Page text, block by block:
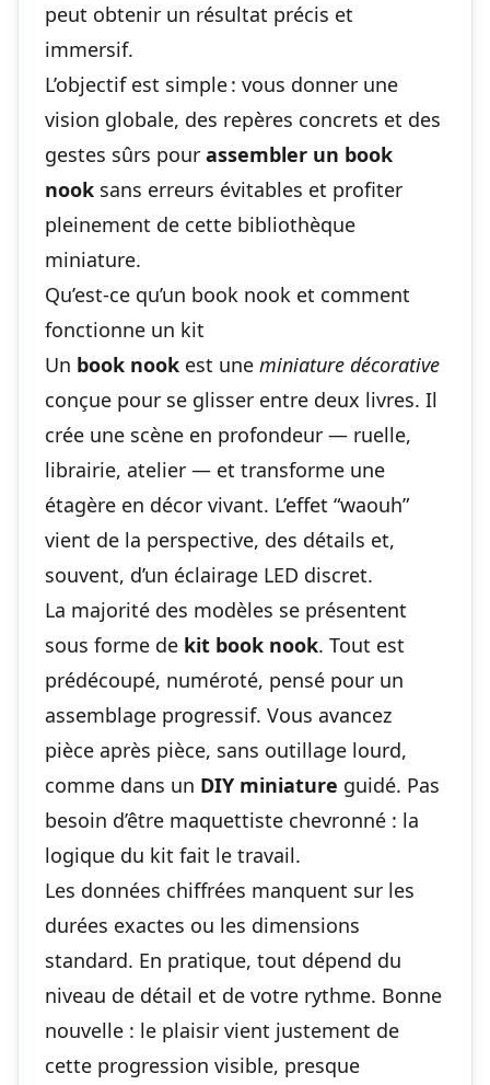
peut obtenir un résultat précis et
immersif.
L’objectif est simple : vous donner une
vision globale, des repères concrets et des
gestes sûrs pour assembler un book
nook sans erreurs évitables et profiter
pleinement de cette bibliothèque
miniature.
Qu’est-ce qu’un book nook et comment
fonctionne un kit
Un book nook est une miniature décorative
conçue pour se glisser entre deux livres. Il
crée une scène en profondeur — ruelle,
librairie, atelier — et transforme une
étagère en décor vivant. L’effet “waouh”
vient de la perspective, des détails et,
souvent, d’un éclairage LED discret.
La majorité des modèles se présentent
sous forme de kit book nook. Tout est
prédécoupé, numéroté, pensé pour un
assemblage progressif. Vous avancez
pièce après pièce, sans outillage lourd,
comme dans un DIY miniature guidé. Pas
besoin d’être maquettiste chevronné : la
logique du kit fait le travail.
Les données chiffrées manquent sur les
durées exactes ou les dimensions
standard. En pratique, tout dépend du
niveau de détail et de votre rythme. Bonne
nouvelle : le plaisir vient justement de
cette progression visible, presque